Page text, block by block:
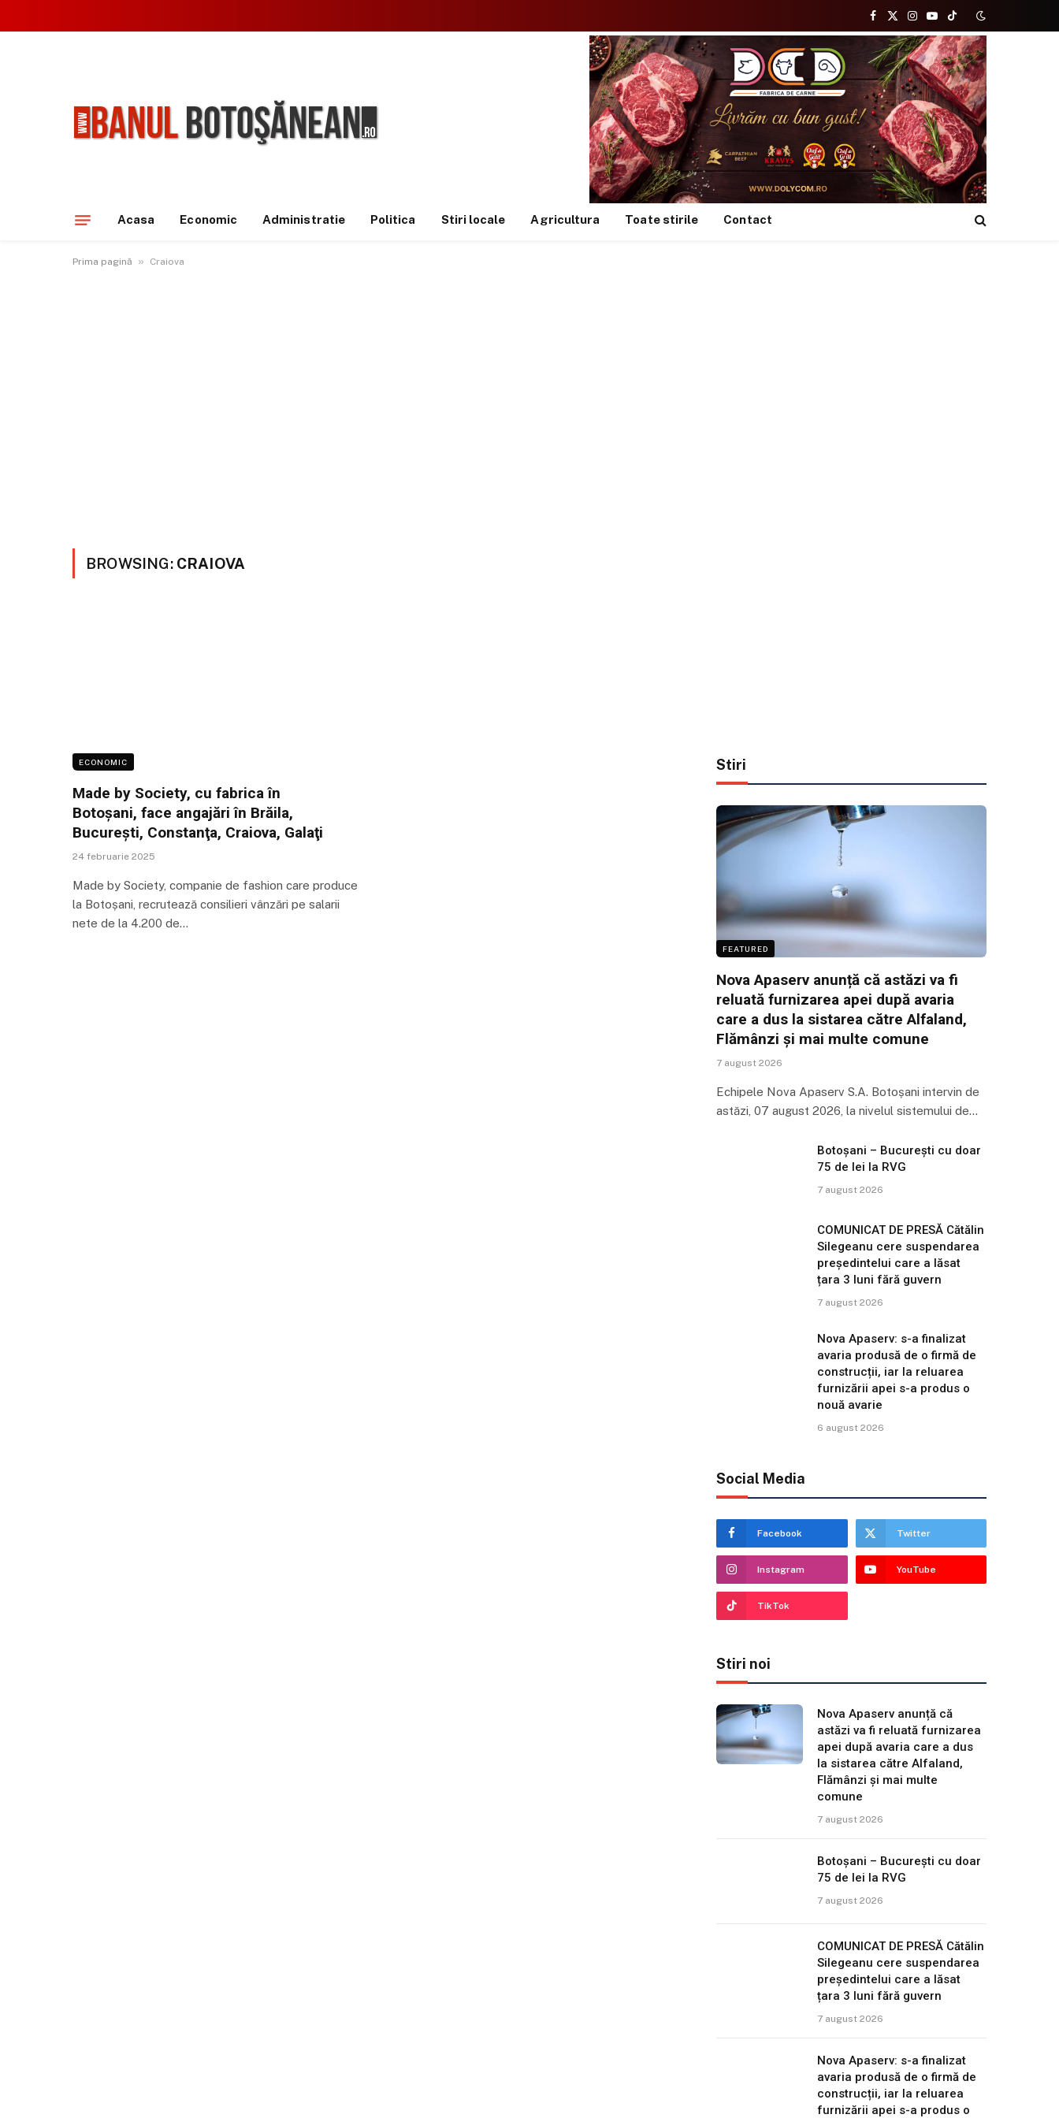
Facebook
X
(Twitter)
Instagram
YouTubeTikTok
Acasa Economic Administratie Politica Stiri locale Agricultura Toate stirile Contact
Prima pagină » Craiova
BROWSING: CRAIOVA
ECONOMIC
Made by Society, cu fabrica în
Botoșani, face angajări în Brăila,
București, Constanţa, Craiova, Galaţi
24 februarie 2025
Made by Society, companie de fashion care produce
la Botoșani, recrutează consilieri vânzări pe salarii
nete de la 4.200 de…
Stiri
FEATURED
Nova Apaserv anunță că astăzi va fi
reluată furnizarea apei după avaria
care a dus la sistarea către Alfaland,
Flămânzi și mai multe comune
7 august 2026
Echipele Nova Apaserv S.A. Botoșani intervin de
astăzi, 07 august 2026, la nivelul sistemului de…
Botoșani – București cu doar
75 de lei la RVG
7 august 2026
COMUNICAT DE PRESĂ Cătălin
Silegeanu cere suspendarea
președintelui care a lăsat
țara 3 luni fără guvern
7 august 2026
Nova Apaserv: s-a finalizat
avaria produsă de o firmă de
construcții, iar la reluarea
furnizării apei s-a produs o
nouă avarie
6 august 2026
Social Media
Facebook Twitter
Instagram YouTube
TikTok
Stiri noi
Nova Apaserv anunță că
astăzi va fi reluată furnizarea
apei după avaria care a dus
la sistarea către Alfaland,
Flămânzi și mai multe
comune
7 august 2026
Botoșani – București cu doar
75 de lei la RVG
7 august 2026
COMUNICAT DE PRESĂ Cătălin
Silegeanu cere suspendarea
președintelui care a lăsat
țara 3 luni fără guvern
7 august 2026
Nova Apaserv: s-a finalizat
avaria produsă de o firmă de
construcții, iar la reluarea
furnizării apei s-a produs o